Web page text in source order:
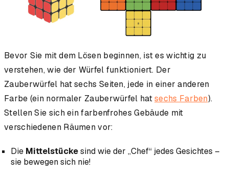
Bevor Sie mit dem Lösen beginnen, ist es wichtig zu
verstehen, wie der Würfel funktioniert. Der
Zauberwürfel hat sechs Seiten, jede in einer anderen
Farbe (ein normaler Zauberwürfel hatsechs Farben).
Stellen Sie sich ein farbenfrohes Gebäude mit
verschiedenen Räumen vor:
Die Mittelstückesind wie der „Chef“ jedes Gesichtes –
sie bewegen sich nie!